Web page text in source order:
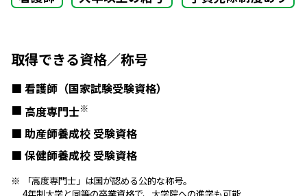
取得できる資格／称号
看護師（国家試験受験資格）
高度専門士※
助産師養成校 受験資格
保健師養成校 受験資格
「高度専門士」は国が認める公的な称号。